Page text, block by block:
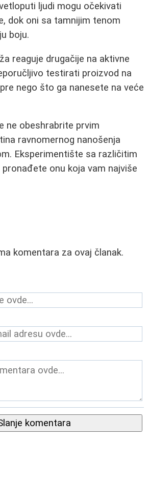
ljudi mogu očekivati
dok oni sa tamnijim tenom
boju.
reaguje drugačije na aktivne
testirati proizvod na
nego što ga nanesete na veće
ne obeshrabrite prvim
ravnomernog nanošenja
Eksperimentište sa različitim
onu koja vam najviše
komentara za ovaj članak.
komentara